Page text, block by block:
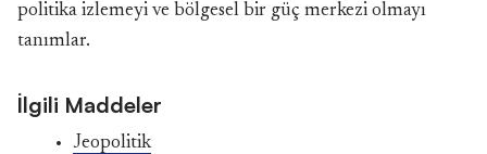
politika izlemeyi ve bölgesel bir güç merkezi olmayı
tanımlar.
İlgili Maddeler
Jeopolitik